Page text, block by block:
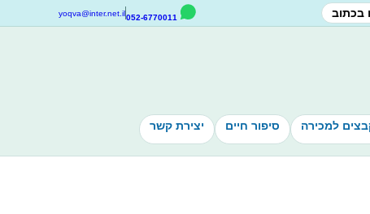
בכתוב 052-6770011
yoqva@inter.net.il
למכירה סיפור חיים יצירת קשר